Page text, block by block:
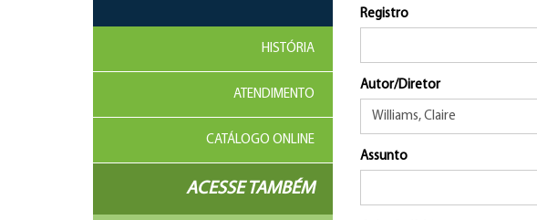
HISTÓRIA
ATENDIMENTO
CATÁLOGO ONLINE
ACESSE TAMBÉM
Registro
Autor/Diretor
Assunto